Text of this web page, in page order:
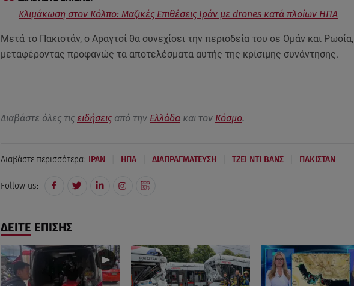
Κλιμάκωση στον Kόλπο: Μαζικές Επιθέσεις Ιράν με drones κατά πλοίων ΗΠΑ
Μετά το Πακιστάν, ο Αραγτσί θα συνεχίσει την περιοδεία του σε Ομάν και Ρωσία,
μεταφέροντας προφανώς τα αποτελέσματα αυτής της κρίσιμης συνάντησης.
Διαβάστε όλες τις ειδήσειςαπό την Ελλάδακαι τον Κόσμο.
Διαβάστε περισσότερα: ΙΡΑΝ ΗΠΑ ΔΙΑΠΡΑΓΜΑΤΕΥΣΗ ΤΖΕΙ ΝΤΙ ΒΑΝΣ ΠΑΚΙΣΤΑΝ
Follow us:
ΔΕΙΤΕ ΕΠΙΣΗΣ